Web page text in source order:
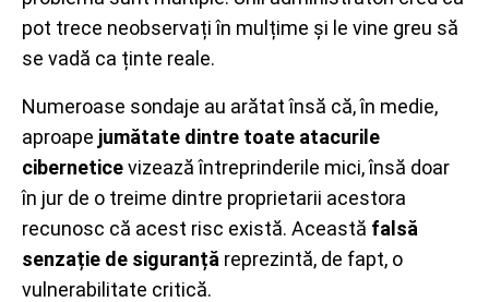
pot trece neobservați în mulțime și le vine greu să
se vadă ca ținte reale.
Numeroase sondaje au arătat însă că, în medie,
aproape jumătate dintre toate atacurile
ciberneticevizează întreprinderile mici, însă doar
în jur de o treime dintre proprietarii acestora
recunosc că acest risc există. Această falsă
senzație de siguranță reprezintă, de fapt, o
vulnerabilitate critică.